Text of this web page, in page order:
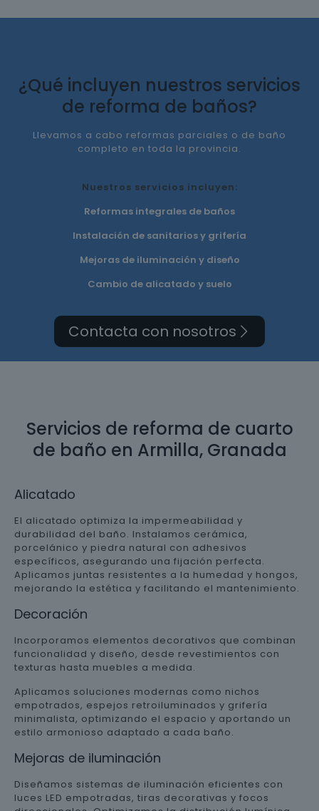
¿Qué incluyen nuestros servicios
de reforma de baños?
Llevamos a cabo reformas parciales o de baño
completo en toda la provincia.
Nuestros servicios incluyen:
Reformas integrales de baños
Instalación de sanitarios y grifería
Mejoras de iluminación y diseño
Cambio de alicatado y suelo
Contacta con nosotros
Servicios de reforma de cuarto
de baño en Armilla, Granada
Alicatado
El alicatado optimiza la impermeabilidad y
durabilidad del baño. Instalamos cerámica,
porcelánico y piedra natural con adhesivos
específicos, asegurando una fijación perfecta.
Aplicamos juntas resistentes a la humedad y hongos,
mejorando la estética y facilitando el mantenimiento.
Decoración
Incorporamos elementos decorativos que combinan
funcionalidad y diseño, desde revestimientos con
texturas hasta muebles a medida.
Aplicamos soluciones modernas como nichos
empotrados, espejos retroiluminados y grifería
minimalista, optimizando el espacio y aportando un
estilo armonioso adaptado a cada baño.
Mejoras de iluminación
Diseñamos sistemas de iluminación eficientes con
luces LED empotradas, tiras decorativas y focos